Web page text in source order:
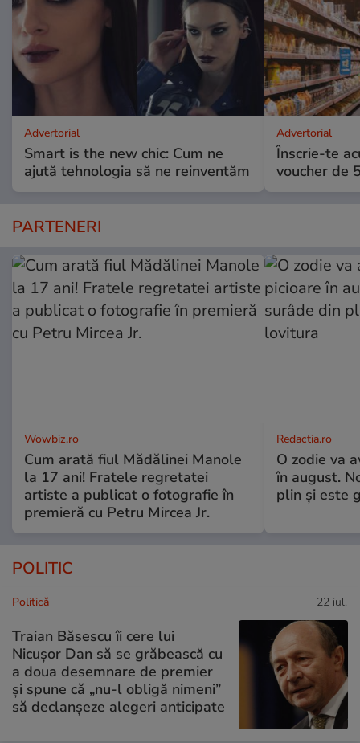
Advertorial
Smart is the new chic: Cum ne
ajută tehnologia să ne reinventăm
Advertorial
Înscrie-te
voucher de
PARTENERI
Wowbiz.ro
Cum arată fiul Mădălinei Manole
la 17 ani! Fratele regretatei
artiste a publicat o fotografie în
premieră cu Petru Mircea Jr.
Redactia.ro
O zodie va
în august.
plin și este
POLITIC
Politică 22 iul.
Traian Băsescu îi cere lui
Nicușor Dan să se grăbească cu
a doua desemnare de premier
și spune că „nu-l obligă nimeni”
să declanșeze alegeri anticipate